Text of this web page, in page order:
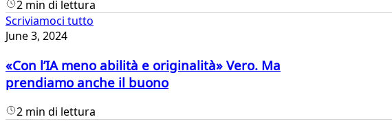
2 min di lettura
Scriviamoci tutto
June 3, 2024
«Con l’IA meno abilità e originalità» Vero. Ma
prendiamo anche il buono
2 min di lettura